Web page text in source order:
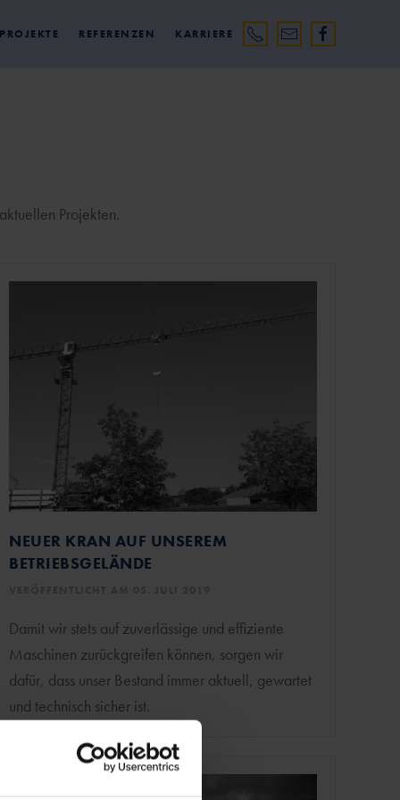
REFERENZEN KARRIERE
Projekten.
NEUER KRAN AUF UNSEREM
BETRIEBSGELÄNDE
Damit wir stets auf zuverlässige und effiziente
Maschinen zurückgreifen können, sorgen wir
dafür, dass unser Bestand immer aktuell, gewartet
und technisch sicher ist.